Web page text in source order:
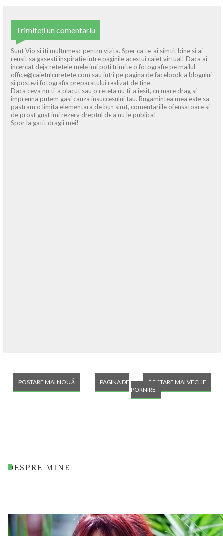
Trimiteți un comentariu
Sunt Vio si iti multumesc pentru vizita. Sper ca te-ai simtit bine si ai
reusit sa gasesti inspiratie intre paginile acestui caiet virtual! Daca ai
incercat deja retetele mele imi poti trimite o fotografie pe mailul
office@caietulcuretete.com sau intri pe pagina de facebook a blogului
si postezi fotografia preparatului realizat de tine.
Daca ceva nu ti-a placut sau o reteta nu ti-a iesit, cu mare drag si
impreuna putem gasi cauza insuccesului tau. Rugamintea mea este sa
pastram o limita elementara de bun simt, comentariile ofensatoare si
de prost gust imi rezerv dreptul de a nu le publica!
Spor la gatit dragii mei!
POSTARE MAI NOUĂ POSTARE MAI VECHE
PAGINA DE
PORNIRE
DESPRE MINE